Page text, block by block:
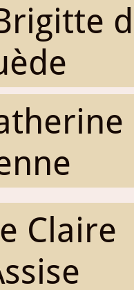
Claire